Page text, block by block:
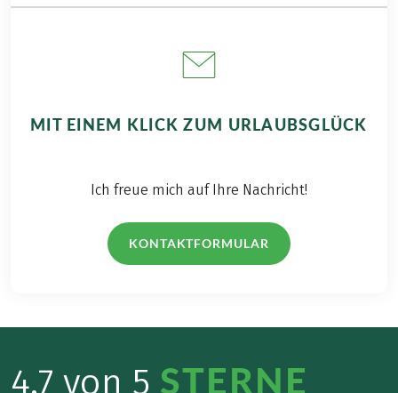
Personen), Reservierung erforderlich, zahlbar
MIT EINEM KLICK ZUM URLAUBSGLÜCK
Ich freue mich auf Ihre Nachricht!
KONTAKTFORMULAR
4,7 von 5 STERNE